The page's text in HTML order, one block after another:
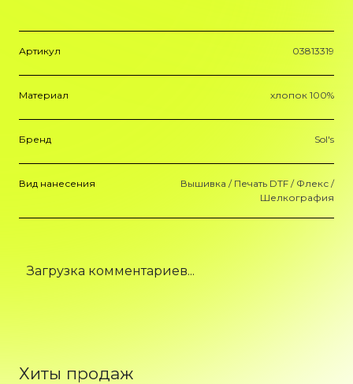
Артикул 03813319
Материал хлопок 100%
Бренд Sol's
Вид нанесения
Вышивка / Печать DTF / Флекс /
Шелкография
Загрузка комментариев...
Хиты продаж